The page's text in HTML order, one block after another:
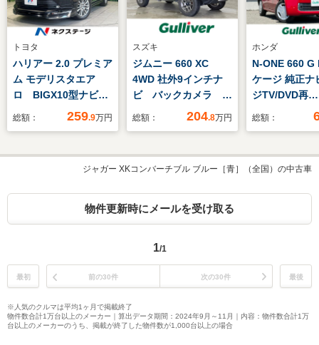
トヨタ
ハリアー 2.0 プレミア
ム モデリスタエア
ロ BIGX10型ナビ
衝突軽減装置 電動リ
ズ Bluetooth接続
LEDヘッド&フォグ
ETC スマートキー
総額： 259.9万円
スズキ
ジムニー 660 XC
4WD 社外9インチナ
ビ バックカメラ
ETC 前後ドライブレ
ントロール シートヒ
ーター ミラーヒータ
ル スマートキー オ
総額： 204.8万円
ホンダ
N-ONE 660 G
ケージ 純正ナ
ジTV/DVD再
生/Bluetooth/
ー/ビルトイン
ッシュスター
総額：
ジャガー XKコンバーチブル ブルー［青］（全国）の中古車
物件更新時にメールを受け取る
1/1
最初 前の30件 次の30件 最後
※人気のクルマは平均1ヶ月で掲載終了
物件数合計1万台以上のメーカー｜算出データ期間：2024年9月～11月｜内容：物件数合計1万
台以上のメーカーのうち、掲載が終了した物件数が1,000台以上の場合